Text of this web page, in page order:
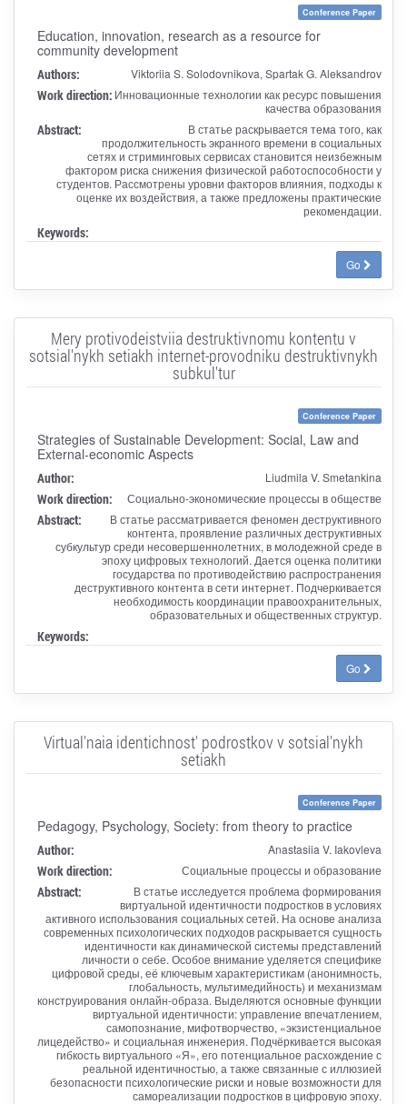
Conference Paper
Education, innovation, research as a resource for
community development
Authors: Viktoriia S. Solodovnikova, Spartak G. Aleksandrov
Work direction: Инновационные технологии как ресурс повышения
качества образования
Abstract:
В статье раскрывается тема того, как
продолжительность экранного времени в социальных
сетях и стриминговых сервисах становится неизбежным
фактором риска снижения физической работоспособности у
студентов. Рассмотрены уровни факторов влияния, подходы к
оценке их воздействия, а также предложены практические
рекомендации.
Keywords:
Go
Mery protivodeistviia destruktivnomu kontentu v
sotsial'nykh setiakh internet-provodniku destruktivnykh
subkul'tur
Conference Paper
Strategies of Sustainable Development: Social, Law and
External-economic Aspects
Author: Liudmila V. Smetankina
Work direction: Социально-экономические процессы в обществе
Abstract:
В статье рассматривается феномен деструктивного
контента, проявление различных деструктивных
субкультур среди несовершеннолетних, в молодежной среде в
эпоху цифровых технологий. Дается оценка политики
государства по противодействию распространения
деструктивного контента в сети интернет. Подчеркивается
необходимость координации правоохранительных,
образовательных и общественных структур.
Keywords:
Go
Virtual'naia identichnost' podrostkov v sotsial'nykh
setiakh
Conference Paper
Pedagogy, Psychology, Society: from theory to practice
Author: Anastasiia V. Iakovleva
Work direction: Социальные процессы и образование
Abstract:
В статье исследуется проблема формирования
виртуальной идентичности подростков в условиях
активного использования социальных сетей. На основе анализа
современных психологических подходов раскрывается сущность
идентичности как динамической системы представлений
личности о себе. Особое внимание уделяется специфике
цифровой среды, её ключевым характеристикам (анонимность,
глобальность, мультимедийность) и механизмам
конструирования онлайн-образа. Выделяются основные функции
виртуальной идентичности: управление впечатлением,
самопознание, мифотворчество, «экзистенциальное
лицедейство» и социальная инженерия. Подчёркивается высокая
гибкость виртуального «Я», его потенциальное расхождение с
реальной идентичностью, а также связанные с иллюзией
безопасности психологические риски и новые возможности для
самореализации подростков в цифровую эпоху.